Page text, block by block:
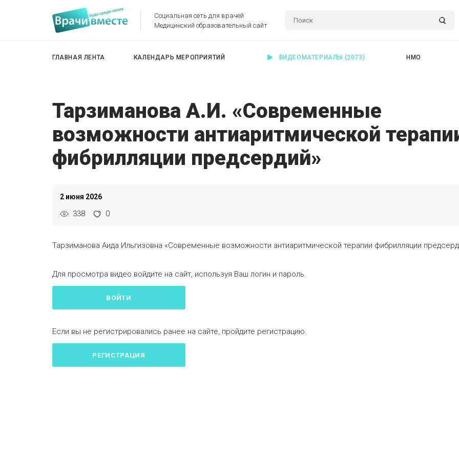
Социальная сеть для врачей
Медицинский образовательный сайт
ГЛАВНАЯ ЛЕНТА КАЛЕНДАРЬ МЕРОПРИЯТИЙ ВИДЕОМАТЕРИАЛЫ (2073) НМО
Тарзиманова А.И. «Современные
возможности антиаритмической
фибрилляции предсердий»
2 июня 2026
338 0
Тарзиманова Аида Ильгизовна «Современные возможности антиаритмической терапии фибрилляции
Для просмотра видео войдите на сайт, используя Ваш логин и пароль.
ВОЙТИ
Если вы не регистрировались ранее на сайте, пройдите регистрацию.
РЕГИСТРАЦИЯ